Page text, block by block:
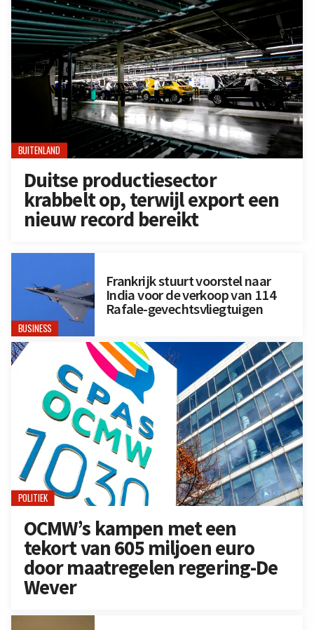
BUITENLAND
Duitse productiesector
krabbelt op, terwijl export een
nieuw record bereikt
BUSINESS
Frankrijk stuurt voorstel naar
India voor de verkoop van 114
Rafale-gevechtsvliegtuigen
POLITIEK
OCMW’s kampen met een
tekort van 605 miljoen euro
door maatregelen regering-De
Wever